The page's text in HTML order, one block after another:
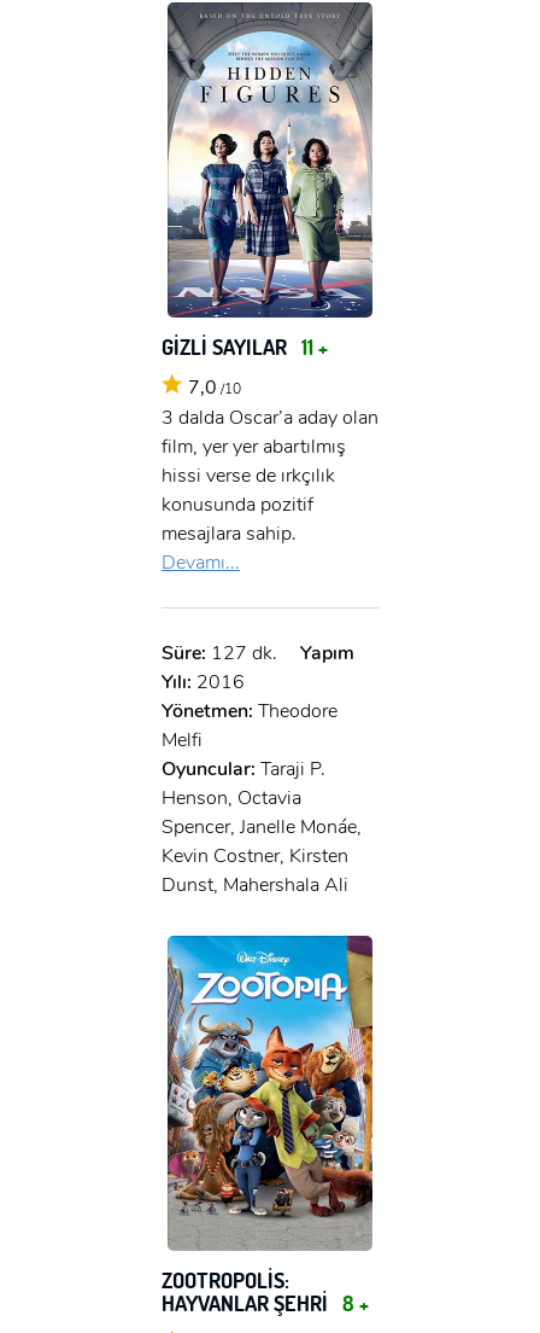
GİZLİ SAYILAR 11 +
7,0 /10
3 dalda Oscar’a aday olan
film, yer yer abartılmış
hissi verse de ırkçılık
konusunda pozitif
mesajlara sahip.
Devamı...
Süre: 127 dk.
Yapım
Yılı: 2016
Yönetmen: Theodore
Melfi
Oyuncular: Taraji P.
Henson, Octavia
Spencer, Janelle Monáe,
Kevin Costner, Kirsten
Dunst, Mahershala Ali
ZOOTROPOLİS:
HAYVANLAR ŞEHRİ 8 +